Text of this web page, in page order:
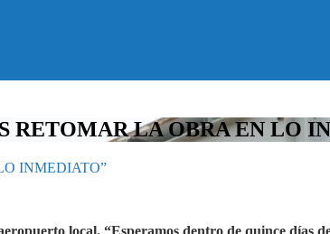
RETOMAR LA OBRA EN LO
INMEDIATO”
local. “Esperamos dentro de quince días